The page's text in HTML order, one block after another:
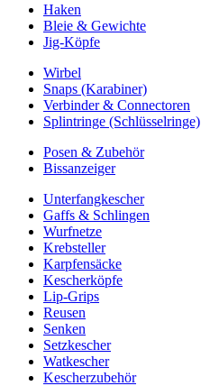
Haken
Bleie & Gewichte
Jig-Köpfe
Wirbel
Snaps (Karabiner)
Verbinder & Connectoren
Splintringe (Schlüsselringe)
Posen & Zubehör
Bissanzeiger
Unterfangkescher
Gaffs & Schlingen
Wurfnetze
Krebsteller
Karpfensäcke
Kescherköpfe
Lip-Grips
Reusen
Senken
Setzkescher
Watkescher
Kescherzubehör